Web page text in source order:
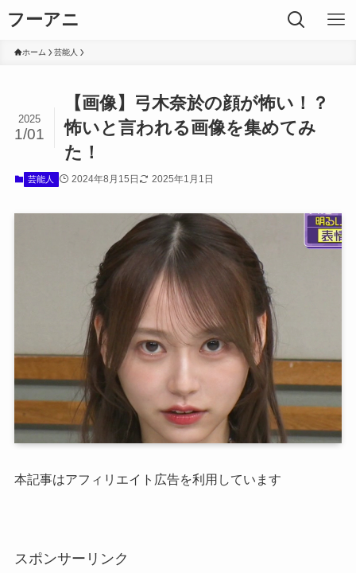
フーアニ
ホーム 芸能人
【画像】弓木奈於の顔が怖い！？
怖いと言われる画像を集めてみ
た！
2025
1/01
芸能人 2024年8月15日 2025年1月1日
本記事はアフィリエイト広告を利用しています
スポンサーリンク